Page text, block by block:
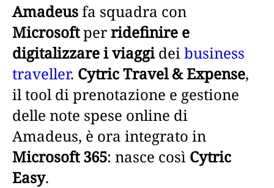
Amadeusfa squadra con
Microsoftperridefinire e
digitalizzare i viaggideibusiness
traveller. Cytric Travel & Expense,
il tool di prenotazione e gestione
delle note spese online di
Amadeus, è ora integrato in
Microsoft 365: nasce così Cytric
Easy.